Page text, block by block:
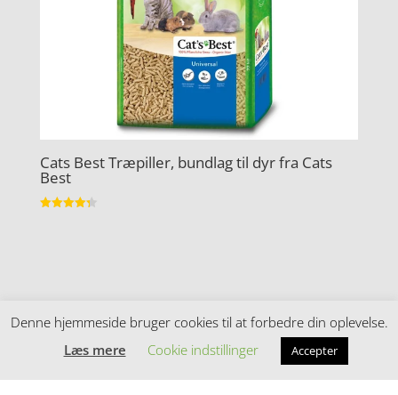
Cats Best Træpiller, bundlag til dyr fra Cats
Best
Cookie- og privatlivspolitik
Kontakt
Denne hjemmeside bruger cookies til at forbedre din oplevelse.
Læs mere
Cookie indstillinger Accepter